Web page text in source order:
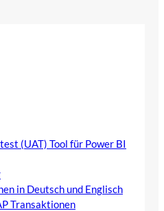
(UAT) Tool für Power BI
in Deutsch und Englisch
Transaktionen